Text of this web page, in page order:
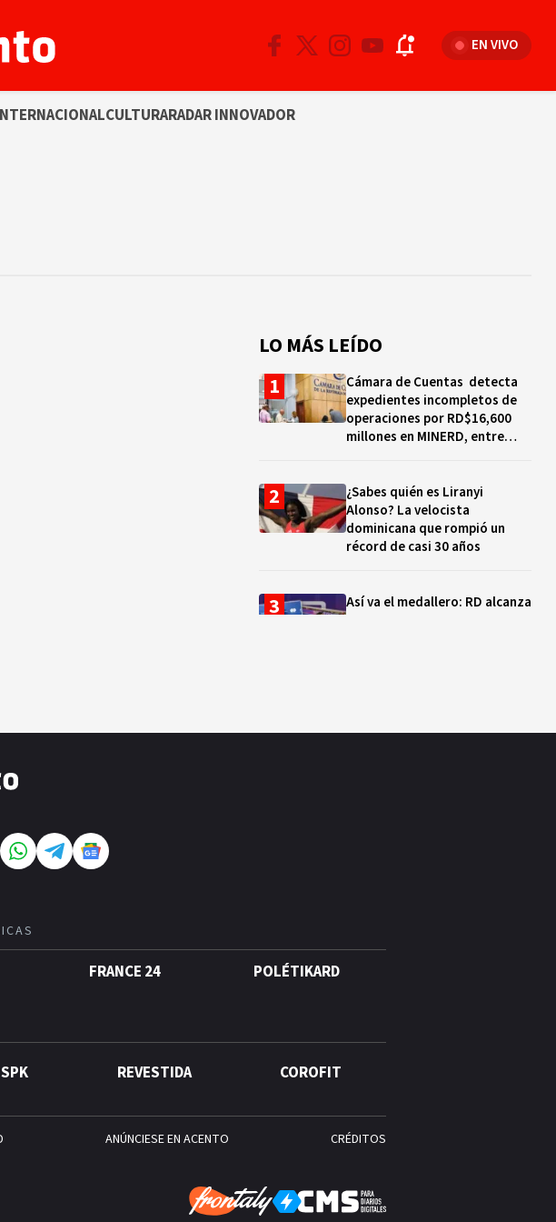
EN VIVO
CULTURARADAR INNOVADOR
LO MÁS LEÍDO
Cámara de Cuentas detecta
expedientes incompletos de
operaciones por RD$16,600
millones en MINERD, entre
¿Sabes quién es Liranyi
Alonso? La velocista
dominicana que rompió un
récord de casi 30 años
Así va el medallero: RD alcanza
Este
FRANCE 24 POLÉTIKARD
SPK REVESTIDA COROFIT
ANÚNCIESE EN ACENTO CRÉDITOS